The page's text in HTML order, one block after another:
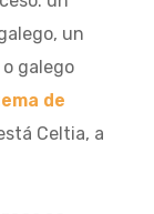
un
galego
de
Celtia, a